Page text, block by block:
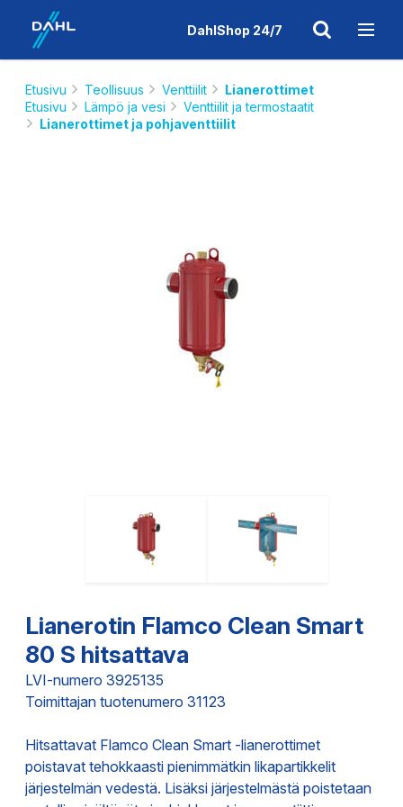
DahlShop 24/7
Etusivu Teollisuus Venttiilit
Lianerottimet
Etusivu
Lämpö ja vesi
Venttiilit ja termostaatit
Lianerottimet ja pohjaventtiilit
Lianerotin Flamco Clean Smart
80 S hitsattava
LVI-numero 3925135
Toimittajan tuotenumero 31123
Hitsattavat Flamco Clean Smart -lianerottimet
poistavat tehokkaasti pienimmätkin likapartikkelit
järjestelmän vedestä. Lisäksi järjestelmästä poistetaan